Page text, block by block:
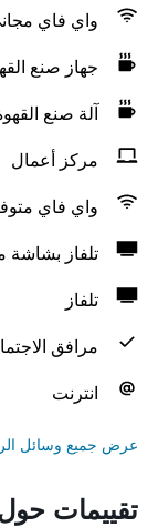
واي فاي
جهاز صنع
آلة صنع
مركز أعمال
واي فاي
تلفاز
تلفاز
مرافق
انترنت
عرض جميع وسائل
تقييمات